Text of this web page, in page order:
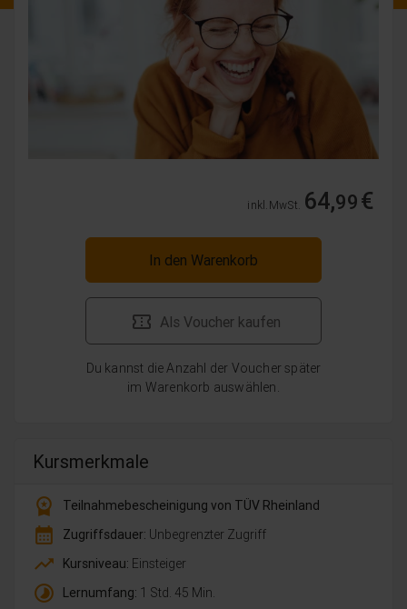
inkl. MwSt. 64,99€
In den Warenkorb
Als Voucher kaufen
Du kannst die Anzahl der Voucher später
im Warenkorb auswählen.
Kursmerkmale
workspace_premium
Teilnahmebescheinigung von TÜV Rheinland
calendar_month Zugriffsdauer: Unbegrenzter Zugriff
trending_up Kursniveau: Einsteiger
timelapse Lernumfang: 1 Std. 45 Min.